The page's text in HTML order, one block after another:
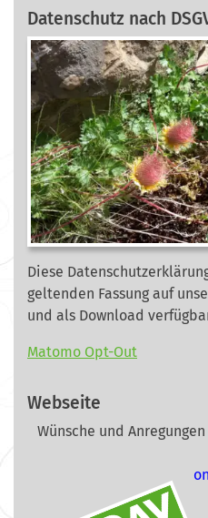
Datenschutz nach
Diese
geltenden Fassung auf
und als Download
Matomo Opt-Out
Webseite
Wünsche und